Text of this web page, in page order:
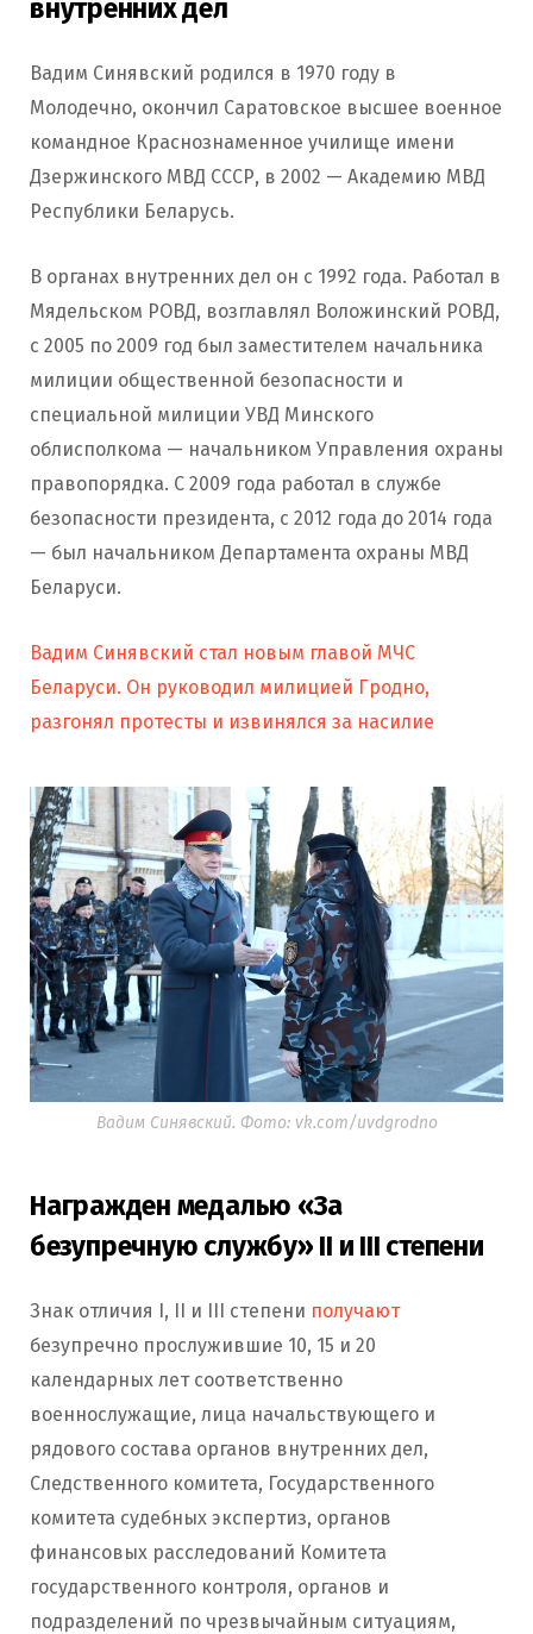
внутренних дел
Вадим Синявский родился в 1970 году в
Молодечно, окончил Саратовское высшее военное
командное Краснознаменное училище имени
Дзержинского МВД СССР, в 2002 — Академию МВД
Республики Беларусь.
В органах внутренних дел он с 1992 года. Работал в
Мядельском РОВД, возглавлял Воложинский РОВД,
с 2005 по 2009 год был заместителем начальника
милиции общественной безопасности и
специальной милиции УВД Минского
облисполкома — начальником Управления охраны
правопорядка. С 2009 года работал в службе
безопасности президента, с 2012 года до 2014 года
— был начальником Департамента охраны МВД
Беларуси.
Вадим Синявский стал новым главой МЧС
Беларуси. Он руководил милицией Гродно,
разгонял протесты и извинялся за насилие
Вадим Синявский. Фото: vk.com/uvdgrodno
Награжден медалью «За
безупречную службу» II и III степени
Знак отличия I, II и III степени получают
безупречно прослужившие 10, 15 и 20
календарных лет соответственно
военнослужащие, лица начальствующего и
рядового состава органов внутренних дел,
Следственного комитета, Государственного
комитета судебных экспертиз, органов
финансовых расследований Комитета
государственного контроля, органов и
подразделений по чрезвычайным ситуациям,